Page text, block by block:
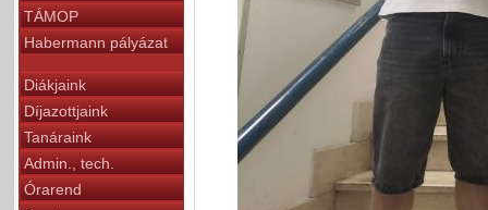
TÁMOP
Habermann pályázat
Diákjaink
Díjazottjaink
Tanáraink
Admin., tech.
Órarend